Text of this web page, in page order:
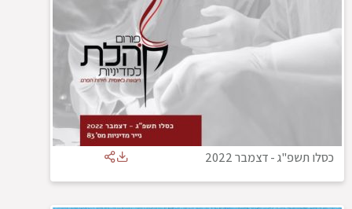
כסלו תשפ"ג-דצמבר 2022